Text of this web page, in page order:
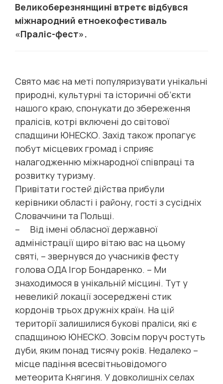
Великоберезнянщині втретє відбувся
міжнародний етноекофестиваль
«Праліс-фест».
Свято має на меті популяризувати унікальні
природні, культурні та історичні об’єкти
нашого краю, спонукати до збереження
пралісів, котрі включені до світової
спадщини ЮНЕСКО. Захід також пропагує
побут місцевих громад і сприяє
налагодженню міжнародної співпраці та
розвитку туризму.
Привітати гостей дійства прибули
керівники області і району, гості з сусідніх
Словаччини та Польщі.
– Від імені обласної державної
адміністрації щиро вітаю вас на цьому
святі, – звернувся до учасників фесту
голова ОДА Ігор Бондаренко. – Ми
знаходимося в унікальній місцині. Тут у
невеликій локації зосереджені стик
кордонів трьох дружніх країн. На цій
території залишилися букові праліси, які є
спадщиною ЮНЕСКО. Зовсім поруч ростуть
дуби, яким понад тисячу років. Недалеко –
місце падіння всесвітньовідомого
метеорита Княгиня. У довколишніх селах